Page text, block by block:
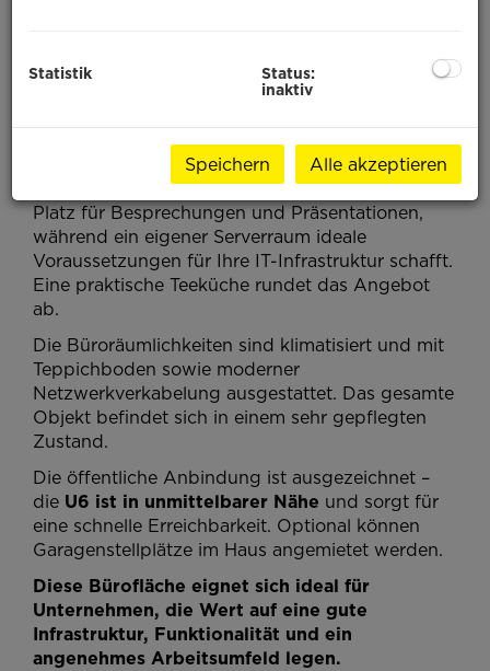
durchdachte Raumaufteilung mit hellen,
Büroräumen, die ein angenehmes und effizientes
Arbeitsumfeld schaffen.
Ein großzügiger Meetingraum bietet ausreichend
Platz für Besprechungen und Präsentationen,
während ein eigener Serverraum ideale
Voraussetzungen für Ihre IT-Infrastruktur schafft.
Eine praktische Teeküche rundet das Angebot
ab.
Die Büroräumlichkeiten sind klimatisiert und mit
Teppichboden sowie moderner
Netzwerkverkabelung ausgestattet. Das gesamte
Objekt befindet sich in einem sehr gepflegten
Zustand.
Die öffentliche Anbindung ist ausgezeichnet –
die U6 ist in unmittelbarer Nähe und sorgt für
eine schnelle Erreichbarkeit. Optional können
Garagenstellplätze im Haus angemietet werden.
Diese Bürofläche eignet sich ideal für
Unternehmen, die Wert auf eine gute
Infrastruktur, Funktionalität und ein
angenehmes Arbeitsumfeld legen.
Statistik Status:
inaktiv
Speichern Alle akzeptieren